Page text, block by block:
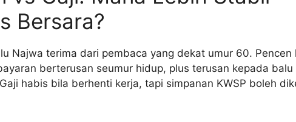
Bersara?
Najwa terima dari pembaca yang dekat umur 60. Pencen
berterusan seumur hidup, plus terusan kepada balu
habis bila berhenti kerja, tapi simpanan KWSP boleh